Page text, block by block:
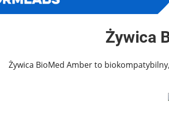
Żywica
Żywica BioMed Amber to